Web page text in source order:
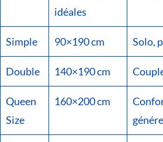
idéales
Simple 90×190 cm Solo,
Double 140×190 cm
Queen
Size
160×200 cm